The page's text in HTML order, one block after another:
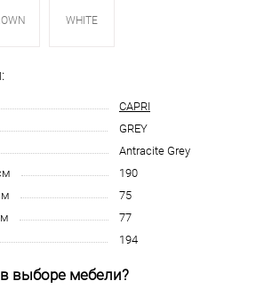
WHITE
CAPRI
GREY
Antracite Grey
190
75
77
194
выборе мебели?